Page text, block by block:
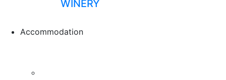
WINERY
Accommodation